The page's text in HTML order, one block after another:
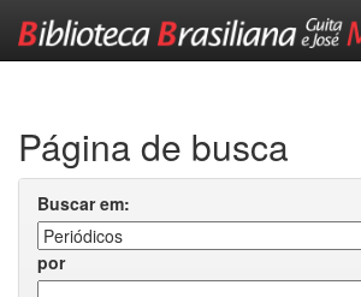
Página de busca
Buscar em:
por